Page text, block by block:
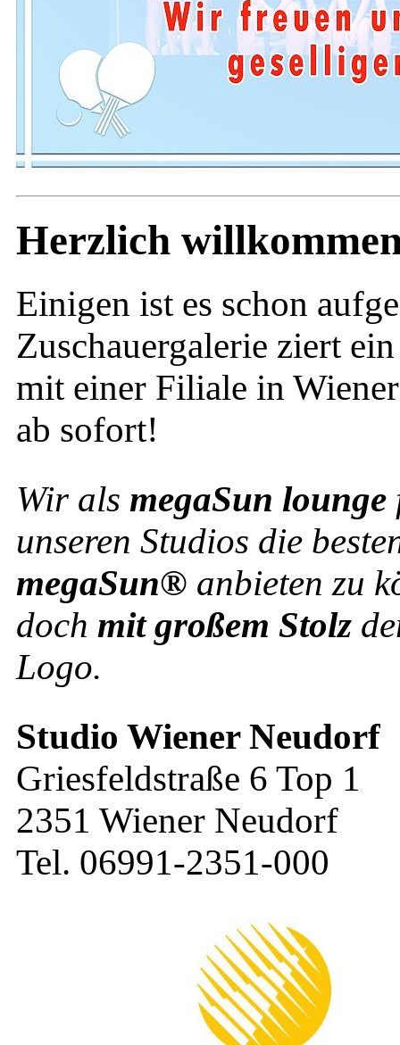
Herzlich
Einigen ist es schon
Zuschauergalerie ziert
mit einer Filiale in
ab sofort!
Wir als megaSun lounge
unseren Studios die
megaSun® anbieten zu
doch mit großem Stolz
Logo.
Studio Wiener Neudorf
Griesfeldstraße 6 Top 1
2351 Wiener Neudorf
Tel. 06991-2351-000